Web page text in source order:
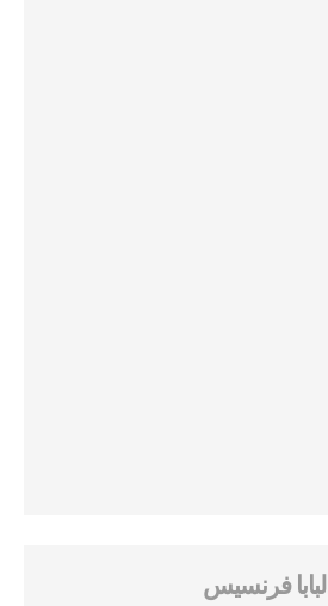
البابا فرنسيس